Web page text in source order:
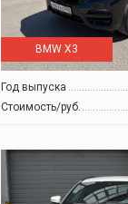
BMW X3
Год выпуска
Стоимость/руб.